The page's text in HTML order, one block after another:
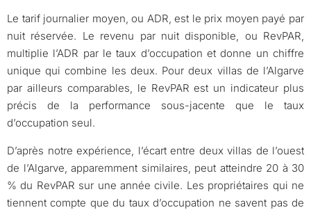
Le tarif journalier moyen, ou ADR, est le prix moyen payé par
nuit réservée. Le revenu par nuit disponible, ou RevPAR,
multiplie l’ADR par le taux d’occupation et donne un chiffre
unique qui combine les deux. Pour deux villas de l’Algarve
par ailleurs comparables, le RevPAR est un indicateur plus
précis de la performance sous-jacente que le taux
d’occupation seul.
D’après notre expérience, l’écart entre deux villas de l’ouest
de l’Algarve, apparemment similaires, peut atteindre 20 à 30
% du RevPAR sur une année civile. Les propriétaires qui ne
tiennent compte que du taux d’occupation ne savent pas de